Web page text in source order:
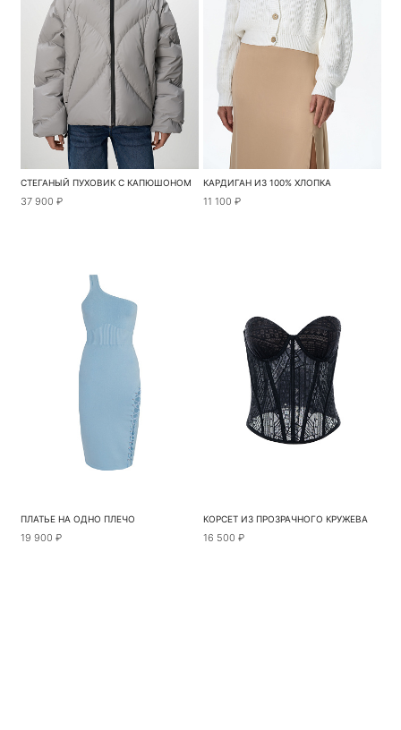
СТЕГАНЫЙ ПУХОВИК С КАПЮШОНОМ
37 900 ₽
КАРДИГАН ИЗ 100% ХЛОПКА
11 100 ₽
ПЛАТЬЕ НА ОДНО ПЛЕЧО
19 900 ₽
КОРСЕТ ИЗ ПРОЗРАЧНОГО КРУЖЕВА
16 500 ₽